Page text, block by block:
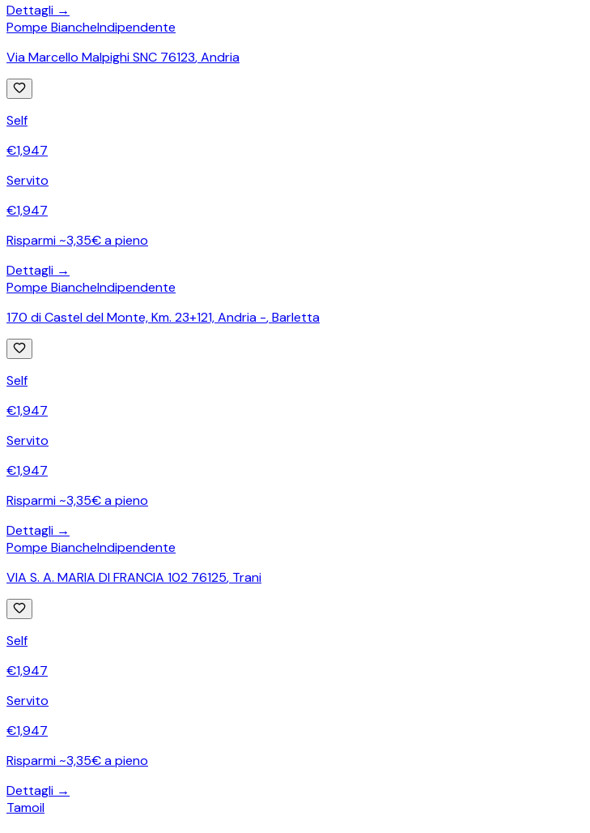
Dettagli →
Pompe BiancheIndipendente
Via Marcello Malpighi SNC 76123,Andria
Self
€1,947
Servito
€1,947
Risparmi ~3,35€ a pieno
Dettagli →
Pompe BiancheIndipendente
170 di Castel del Monte, Km. 23+121, Andria -,Barletta
Self
€1,947
Servito
€1,947
Risparmi ~3,35€ a pieno
Dettagli →
Pompe BiancheIndipendente
VIA S. A. MARIA DI FRANCIA 102 76125, Trani
Self
€1,947
Servito
€1,947
Risparmi ~3,35€ a pieno
Dettagli →
Tamoil